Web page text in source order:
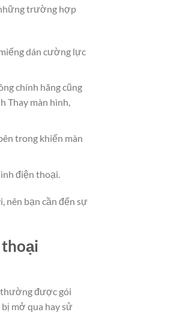
trường hợp
dán cường lực
chính hãng cũng
Thay màn hình,
trong khiến màn
điện thoại.
nên bạn cần đến sự
thường được gói
mở qua hay sử